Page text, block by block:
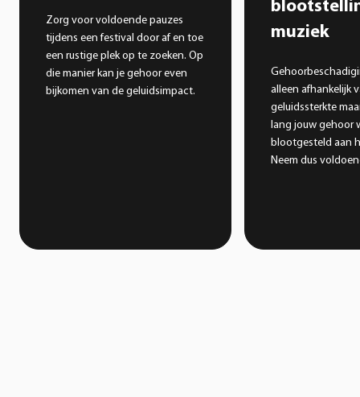
Zorg voor voldoende pauzes
tijdens een festival door af en toe
een rustige plek op te zoeken. Op
die manier kan je gehoor even
bijkomen van de geluidsimpact.
muziek
alleen afhankelijk
geluidssterkte
lang jouw gehoor
blootgesteld aan
Neem dus